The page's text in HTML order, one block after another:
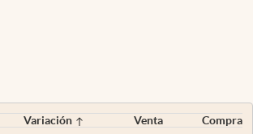
Variación Venta
Compra